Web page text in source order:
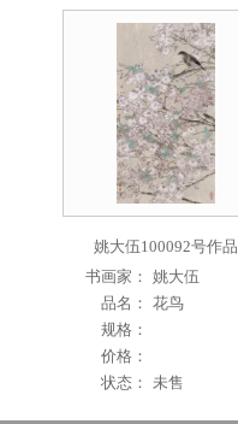
姚大伍100092号作品
书画家： 姚大伍
品名： 花鸟
规格：
价格：
状态： 未售